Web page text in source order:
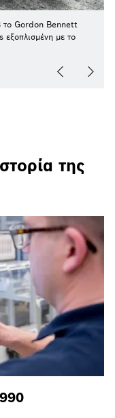
το Gordon Bennett
εξοπλισμένη με το
της